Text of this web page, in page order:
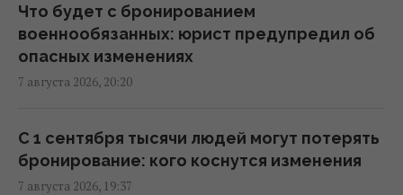
Зеленский впервые поедет с официальным
визитом в Сербию: названа дата
17:18 пятница, 07 августа 2026
Россия ударила по футбольному стадиону
"Черноморец" в Одессе (фото, видео)
16:37 пятница, 07 августа 2026
Что будет с бронированием
военнообязанных: юрист предупредил об
опасных изменениях
7 августа 2026, 20:20
С 1 сентября тысячи людей могут потерять
бронирование: кого коснутся изменения
7 августа 2026, 19:37